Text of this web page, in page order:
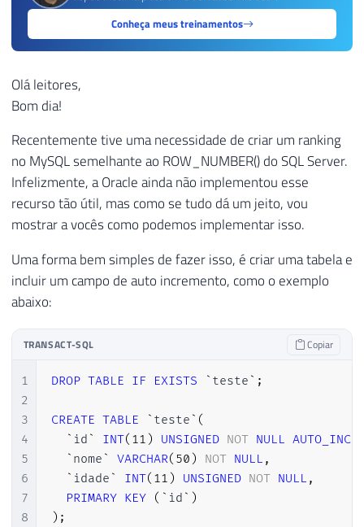
Conheça meus treinamentos
Olá leitores,
Bom dia!
Recentemente tive uma necessidade de criar um ranking
no MySQL semelhante ao ROW_NUMBER() do SQL Server.
Infelizmente, a Oracle ainda não implementou esse
recurso tão útil, mas como se tudo dá um jeito, vou
mostrar a vocês como podemos implementar isso.
Uma forma bem simples de fazer isso, é criar uma tabela e
incluir um campo de auto incremento, como o exemplo
abaixo:
TRANSACT-SQL Copiar
1
2
3
4
5
6
7
8
DROP TABLE IF EXISTS ` teste ` ;
CREATE TABLE ` teste ` (
` id ` INT( 11 ) UNSIGNED NOT NULL
` nome ` VARCHAR( 50 ) NOT NULL ,
` idade ` INT( 11 ) UNSIGNED NOT NULL ,
PRIMARY KEY ( ` id ` )
) ;